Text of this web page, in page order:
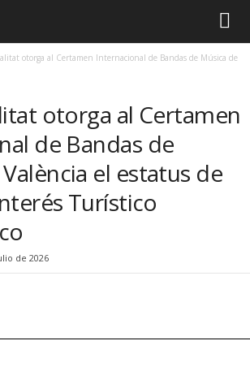
otorga al Certamen Internacional de Bandas de Música de
otorga al Certamen
de Bandas de
el estatus de
Turístico
de 2026